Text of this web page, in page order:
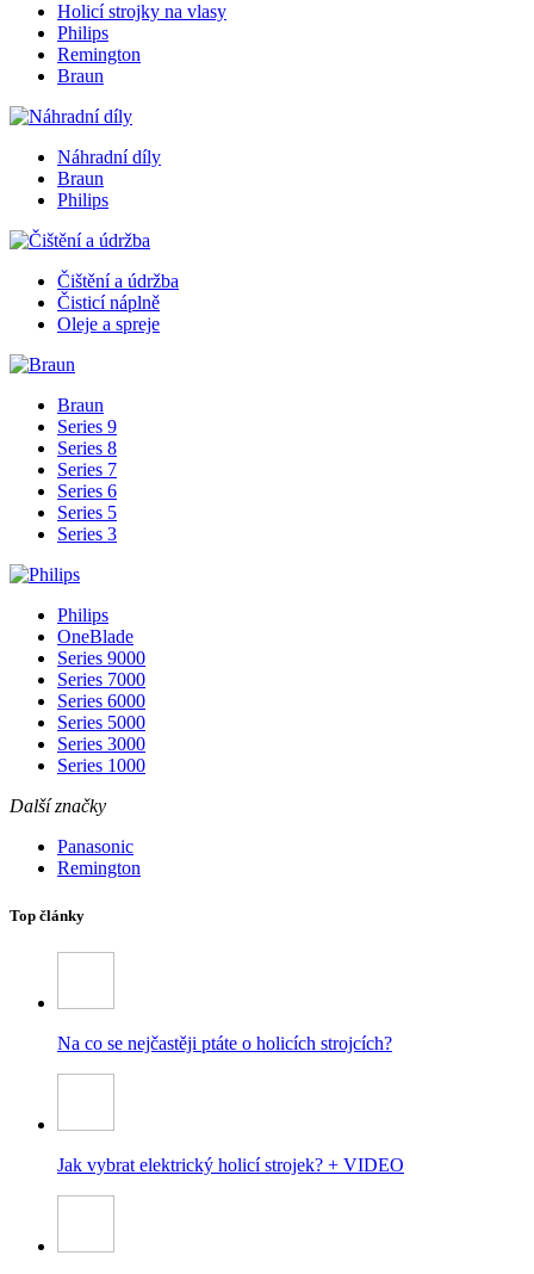
Holicí strojky na vlasy
Philips
Remington
Braun
Náhradní díly
Braun
Philips
Čištění a údržba
Čisticí náplně
Oleje a spreje
Braun
Series 9
Series 8
Series 7
Series 6
Series 5
Series 3
Philips
OneBlade
Series 9000
Series 7000
Series 6000
Series 5000
Series 3000
Series 1000
Další značky
Panasonic
Remington
Top články
Na co se nejčastěji ptáte o holicích strojcích?
Jak vybrat elektrický holicí strojek? + VIDEO